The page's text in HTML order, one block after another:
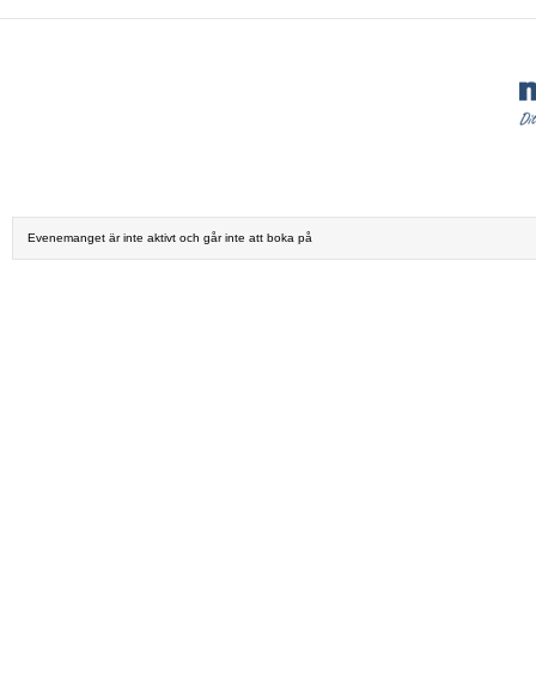
Evenemanget är inte aktivt och går inte att boka på